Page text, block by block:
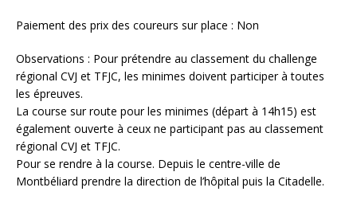
Paiement des prix des coureurs sur place : Non
Observations : Pour prétendre au classement du challenge
régional CVJ et TFJC, les minimes doivent participer à toutes
les épreuves.
La course sur route pour les minimes (départ à 14h15) est
également ouverte à ceux ne participant pas au classement
régional CVJ et TFJC.
Pour se rendre à la course. Depuis le centre-ville de
Montbéliard prendre la direction de l’hôpital puis la Citadelle.